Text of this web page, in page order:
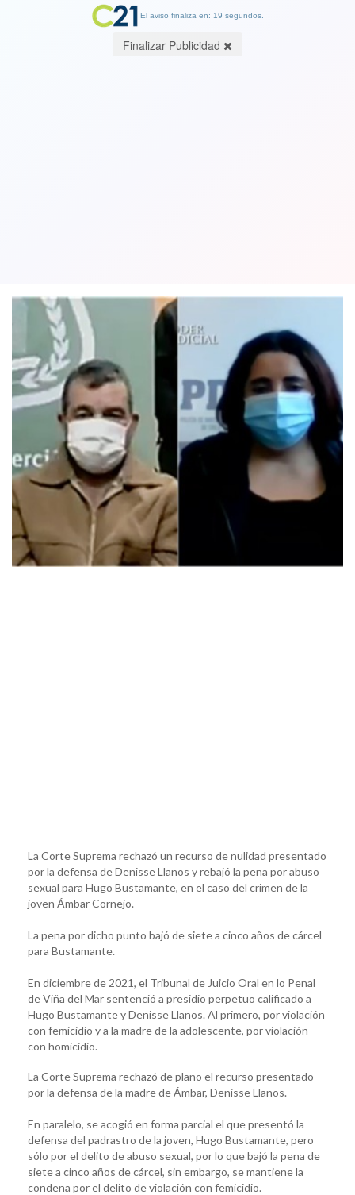
La Corte Suprema rechazó un recurso de nulidad presentado
por la defensa de Denisse Llanos y rebajó la pena por abuso
sexual para Hugo Bustamante, en el caso del crimen de la
joven Ámbar Cornejo.
La pena por dicho punto bajó de siete a cinco años de cárcel
para Bustamante.
En diciembre de 2021, el Tribunal de Juicio Oral en lo Penal
de Viña del Mar sentenció a presidio perpetuo calificado a
Hugo Bustamante y Denisse Llanos. Al primero, por violación
con femicidio y a la madre de la adolescente, por violación
con homicidio.
La Corte Suprema rechazó de plano el recurso presentado
por la defensa de la madre de Ámbar, Denisse Llanos.
En paralelo, se acogió en forma parcial el que presentó la
defensa del padrastro de la joven, Hugo Bustamante, pero
sólo por el delito de abuso sexual, por lo que bajó la pena de
siete a cinco años de cárcel, sin embargo, se mantiene la
condena por el delito de violación con femicidio.
El aviso finaliza en: 19 segundos.
Finalizar Publicidad